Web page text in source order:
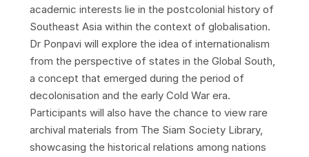
academic interests lie in the postcolonial history of
Southeast Asia within the context of globalisation.
Dr Ponpavi will explore the idea of internationalism
from the perspective of states in the Global South,
a concept that emerged during the period of
decolonisation and the early Cold War era.
Participants will also have the chance to view rare
archival materials from The Siam Society Library,
showcasing the historical relations among nations